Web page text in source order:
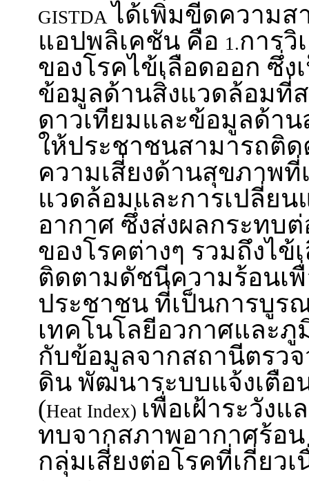
GISTDA ได้เพิ่มขีดความส
แอปพลิเคชัน คือ 1.การวิ
ของโรคไข้เลือดออก ซึ่
ข้อมูลด้านสิ่งแวดล้อมที่
ดาวเทียมและข้อมูลด้า
ให้ประชาชนสามารถติ
ความเสี่ยงด้านสุขภาพที่
แวดล้อมและการเปลี่ย
อากาศ ซึ่งส่งผลกระทบ
ของโรคต่างๆ รวมถึงไข้
ติดตามดัชนีความร้อนเพื่
ประชาชน ที่เป็นการบูร
เทคโนโลยีอวกาศและภู
กับข้อมูลจากสถานีตรว
ดิน พัฒนาระบบแจ้งเตื
(Heat Index) เพื่อเฝ้าระวัง
ทบจากสภาพอากาศร้อน
กลุ่มเสี่ยงต่อโรคที่เกี่ยว